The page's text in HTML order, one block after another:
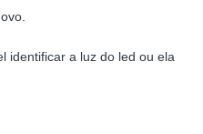
identificar a luz do led ou ela